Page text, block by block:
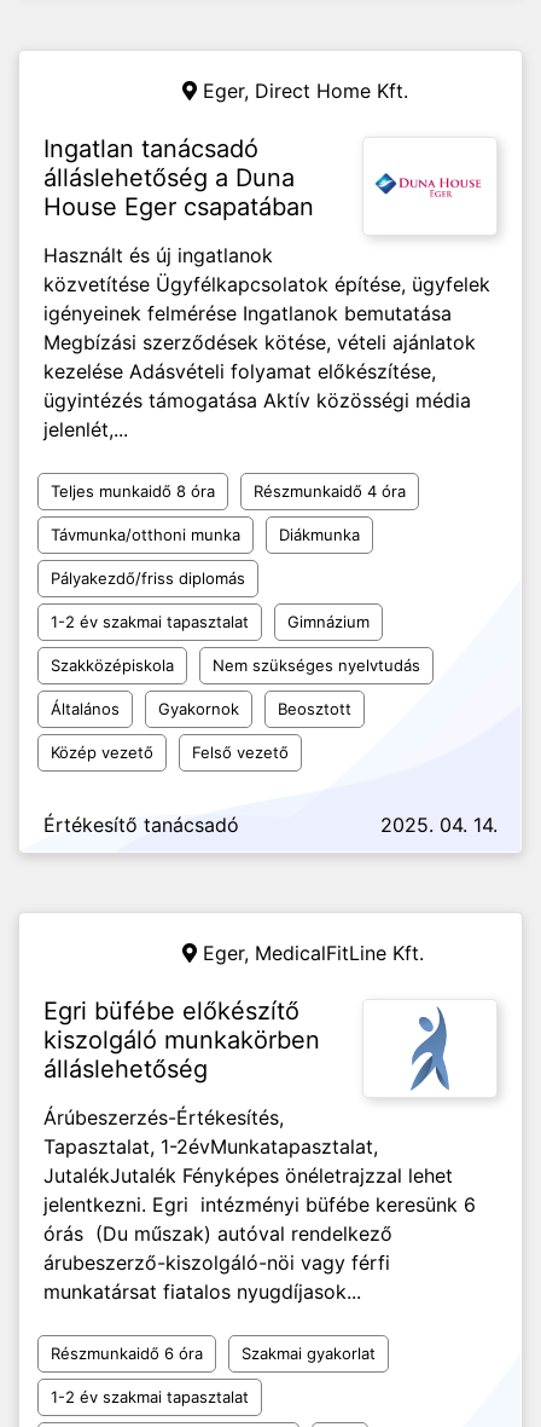
Eger, Direct Home Kft.
Ingatlan tanácsadó
álláslehetőség a Duna
House Eger csapatában
Használt és új ingatlanok
közvetítése Ügyfélkapcsolatok építése, ügyfelek
igényeinek felmérése Ingatlanok bemutatása
Megbízási szerződések kötése, vételi ajánlatok
kezelése Adásvételi folyamat előkészítése,
ügyintézés támogatása Aktív közösségi média
jelenlét,...
Teljes munkaidő 8 óra Részmunkaidő 4 óra
Távmunka/otthoni munka Diákmunka
Pályakezdő/friss diplomás
1-2 év szakmai tapasztalat Gimnázium
Szakközépiskola Nem szükséges nyelvtudás
Általános Gyakornok Beosztott
Közép vezető Felső vezető
Értékesítő tanácsadó 2025. 04. 14.
Eger, MedicalFitLine Kft.
Egri büfébe előkészítő
kiszolgáló munkakörben
álláslehetőség
Árúbeszerzés-Értékesítés,
Tapasztalat, 1-2évMunkatapasztalat,
JutalékJutalék Fényképes önéletrajzzal lehet
jelentkezni. Egri intézményi büfébe keresünk 6
órás (Du műszak) autóval rendelkező
árubeszerző-kiszolgáló-nöi vagy férfi
munkatársat fiatalos nyugdíjasok...
Részmunkaidő 6 óra Szakmai gyakorlat
1-2 év szakmai tapasztalat